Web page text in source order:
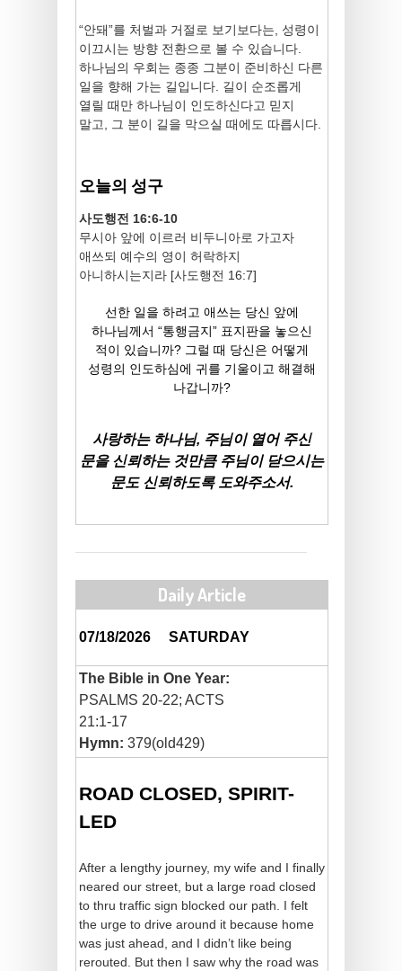
“안돼”를 처벌과 거절로 보기보다는, 성령이
이끄시는 방향 전환으로 볼 수 있습니다.
하나님의 우회는 종종 그분이 준비하신 다른
일을 향해 가는 길입니다. 길이 순조롭게
열릴 때만 하나님이 인도하신다고 믿지
말고, 그 분이 길을 막으실 때에도 따릅시다.
오늘의 성구
사도행전 16:6-10
무시아 앞에 이르러 비두니아로 가고자
애쓰되 예수의 영이 허락하지
아니하시는지라 [사도행전 16:7]
선한 일을 하려고 애쓰는 당신 앞에
하나님께서 “통행금지” 표지판을 놓으신
적이 있습니까? 그럴 때 당신은 어떻게
성령의 인도하심에 귀를 기울이고 해결해
나갑니까?
사랑하는 하나님, 주님이 열어 주신
문을 신뢰하는 것만큼 주님이 닫으시는
문도 신뢰하도록 도와주소서.
Daily Article
07/18/2026SATURDAY
The Bible in One Year:
PSALMS 20-22; ACTS
21:1-17
Hymn: 379(old429)
ROAD CLOSED, SPIRIT-
LED
After a lengthy journey, my wife and I finally
neared our street, but a large road closed
to thru traffic sign blocked our path. I felt
the urge to drive around it because home
was just ahead, and I didn’t like being
rerouted. But then I saw why the road was